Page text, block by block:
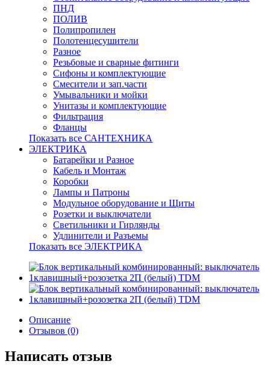
ПНД
ПОЛИВ
Полипропилен
Полотенцесушители
Разное
Резьбовые и сварные фитинги
Сифоны и комплектующие
Смесители и зап.части
Умывальники и мойки
Унитазы и комплектующие
Фильтрация
Фланцы
Показать все САНТЕХНИКА
ЭЛЕКТРИКА
Батарейки и Разное
Кабель и Монтаж
Коробки
Лампы и Патроны
Модульное оборудование и Щиты
Розетки и выключатели
Светильники и Гирлянды
Удлинители и Разъемы
Показать все ЭЛЕКТРИКА
Описание
Отзывов (0)
Написать отзыв